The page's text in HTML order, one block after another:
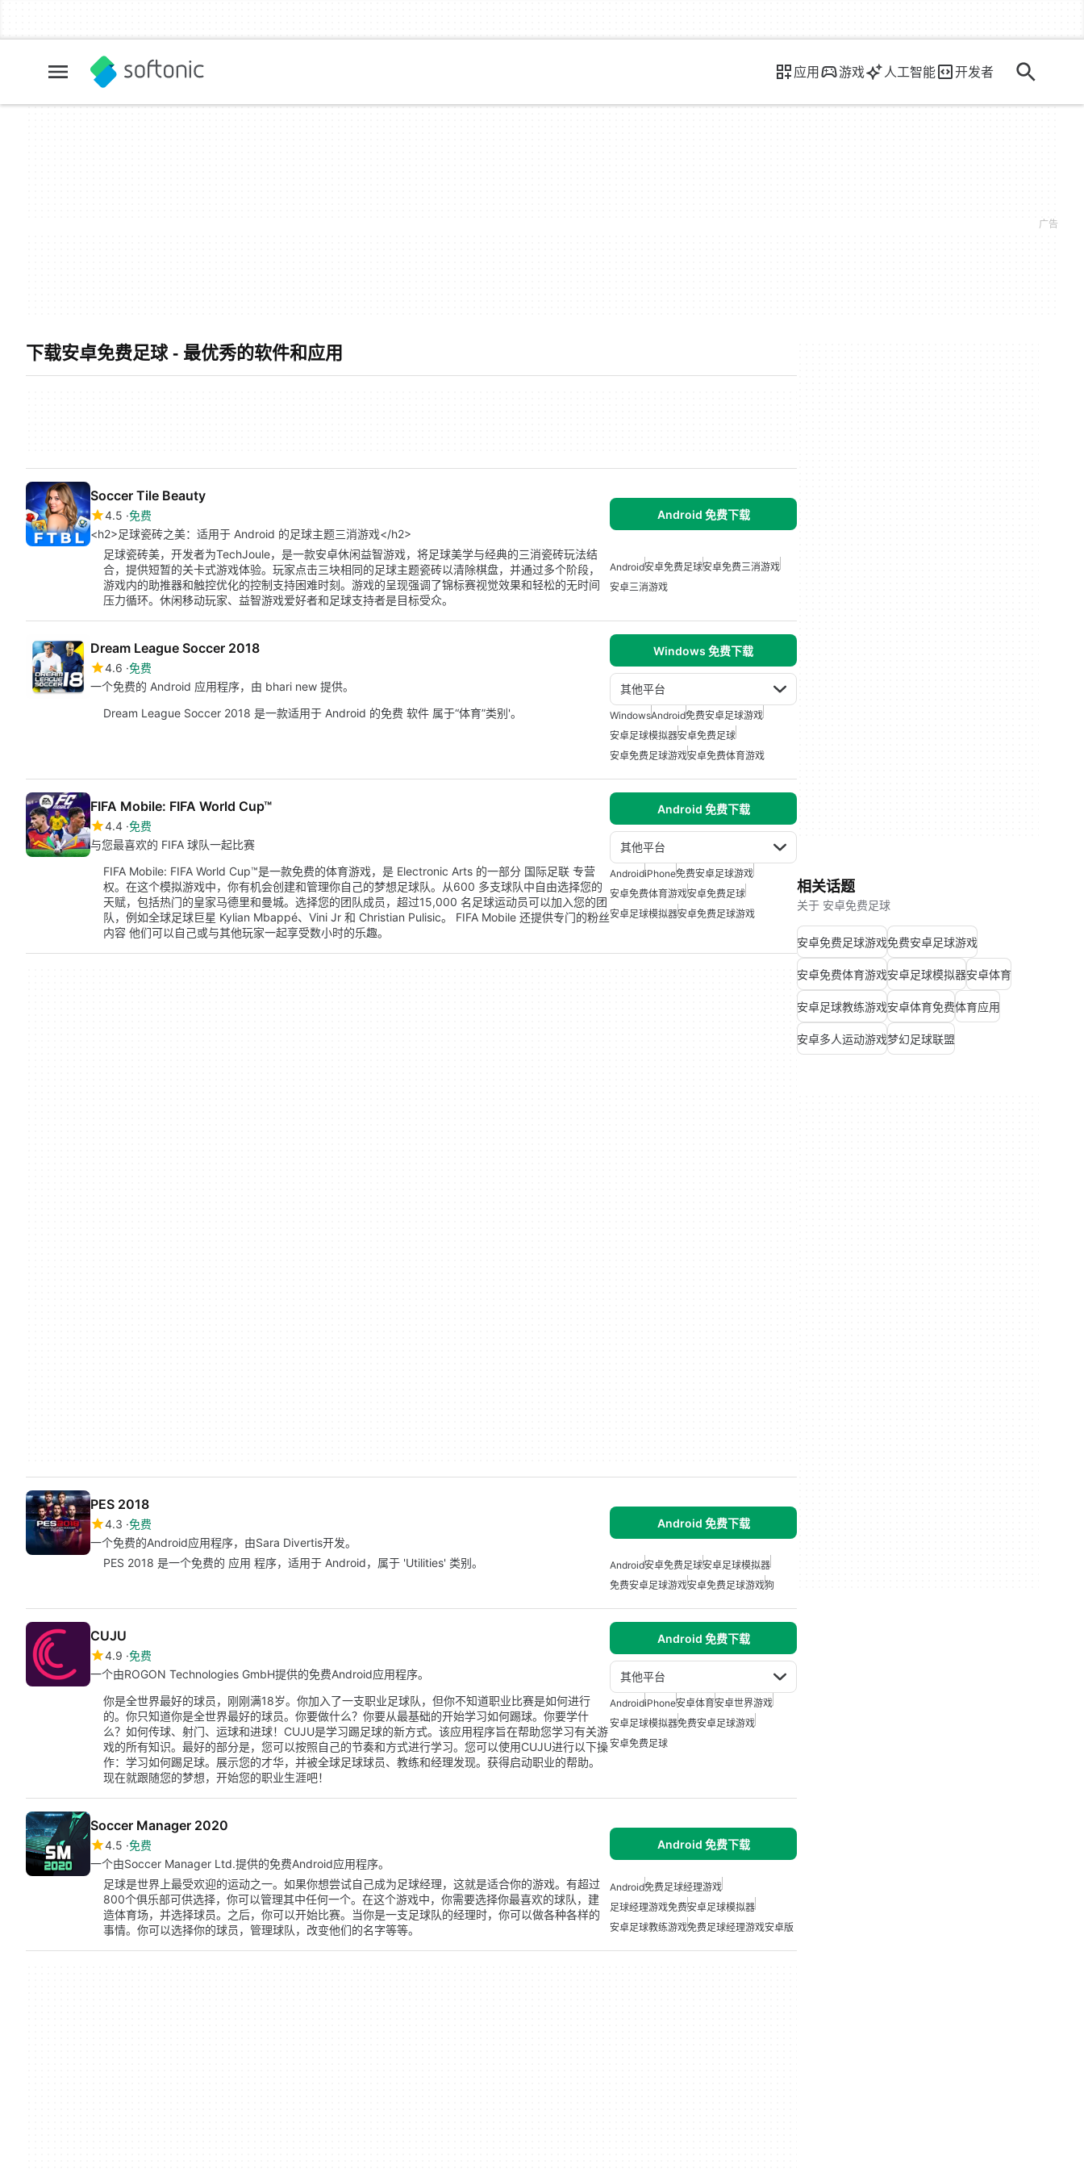
应用 游戏 人工智能 开发者
下载安卓免费足球 - 最优秀的软件和应用
Soccer Tile Beauty
4.5 免费
<h2>足球瓷砖之美：适用于 Android 的足球主题三消游戏</h2>
Android 免费下载
足球瓷砖美，开发者为TechJoule，是一款安卓休闲益智游戏，将足球美学与经典的三消瓷砖玩法结
合，提供短暂的关卡式游戏体验。玩家点击三块相同的足球主题瓷砖以清除棋盘，并通过多个阶段，
游戏内的助推器和触控优化的控制支持困难时刻。游戏的呈现强调了锦标赛视觉效果和轻松的无时间
压力循环。休闲移动玩家、益智游戏爱好者和足球支持者是目标受众。
Android安卓免费足球安卓免费三消游戏
安卓三消游戏
Dream League Soccer 2018
4.6 免费
一个免费的 Android 应用程序，由 bhari new 提供。
Windows 免费下载
其他平台
Dream League Soccer 2018 是一款适用于 Android 的免费 软件 属于“体育”类别'。
WindowsAndroid免费安卓足球游戏
安卓足球模拟器安卓免费足球
安卓免费足球游戏安卓免费体育游戏
FIFA Mobile: FIFA World Cup™
4.4 免费
与您最喜欢的 FIFA 球队一起比赛
Android 免费下载
其他平台
FIFA Mobile: FIFA World Cup™是一款免费的体育游戏，是 Electronic Arts 的一部分 国际足联 专营
权。在这个模拟游戏中，你有机会创建和管理你自己的梦想足球队。从600 多支球队中自由选择您的
天赋，包括热门的皇家马德里和曼城。选择您的团队成员，超过15,000 名足球运动员可以加入您的团
队，例如全球足球巨星 Kylian Mbappé、Vini Jr 和 Christian Pulisic。 FIFA Mobile 还提供专门的粉丝
内容 他们可以自己或与其他玩家一起享受数小时的乐趣。
AndroidiPhone免费安卓足球游戏
安卓免费体育游戏安卓免费足球
安卓足球模拟器安卓免费足球游戏
PES 2018
4.3 免费
一个免费的Android应用程序，由Sara Divertis开发。
Android 免费下载
PES 2018 是一个免费的 应用 程序，适用于 Android，属于 'Utilities' 类别。 Android安卓免费足球安卓足球模拟器
免费安卓足球游戏安卓免费足球游戏狗
CUJU
4.9 免费
一个由ROGON Technologies GmbH提供的免费Android应用程序。
Android 免费下载
其他平台
你是全世界最好的球员，刚刚满18岁。你加入了一支职业足球队，但你不知道职业比赛是如何进行
的。你只知道你是全世界最好的球员。你要做什么？你要从最基础的开始学习如何踢球。你要学什
么？如何传球、射门、运球和进球！CUJU是学习踢足球的新方式。该应用程序旨在帮助您学习有关游
戏的所有知识。最好的部分是，您可以按照自己的节奏和方式进行学习。您可以使用CUJU进行以下操
作：学习如何踢足球。展示您的才华，并被全球足球球员、教练和经理发现。获得启动职业的帮助。
现在就跟随您的梦想，开始您的职业生涯吧！
AndroidiPhone安卓体育安卓世界游戏
安卓足球模拟器免费安卓足球游戏
安卓免费足球
Soccer Manager 2020
4.5 免费
一个由Soccer Manager Ltd.提供的免费Android应用程序。
Android 免费下载
足球是世界上最受欢迎的运动之一。如果你想尝试自己成为足球经理，这就是适合你的游戏。有超过
800个俱乐部可供选择，你可以管理其中任何一个。在这个游戏中，你需要选择你最喜欢的球队，建
造体育场，并选择球员。之后，你可以开始比赛。当你是一支足球队的经理时，你可以做各种各样的
事情。你可以选择你的球员，管理球队，改变他们的名字等等。
Android免费足球经理游戏
足球经理游戏免费安卓足球模拟器
安卓足球教练游戏免费足球经理游戏安卓版
相关话题
关于 安卓免费足球
安卓免费足球游戏免费安卓足球游戏
安卓免费体育游戏安卓足球模拟器安卓体育
安卓足球教练游戏安卓体育免费体育应用
安卓多人运动游戏梦幻足球联盟